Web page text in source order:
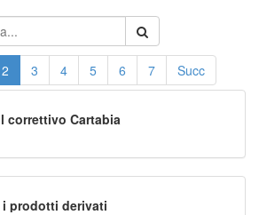
2 3 4 5 6 7 Succ
correttivo Cartabia
i prodotti derivati